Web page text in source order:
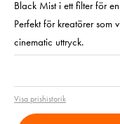
Black Mist i ett filter för
Perfekt för kreatörer
cinematic uttryck.
Visa prishistorik